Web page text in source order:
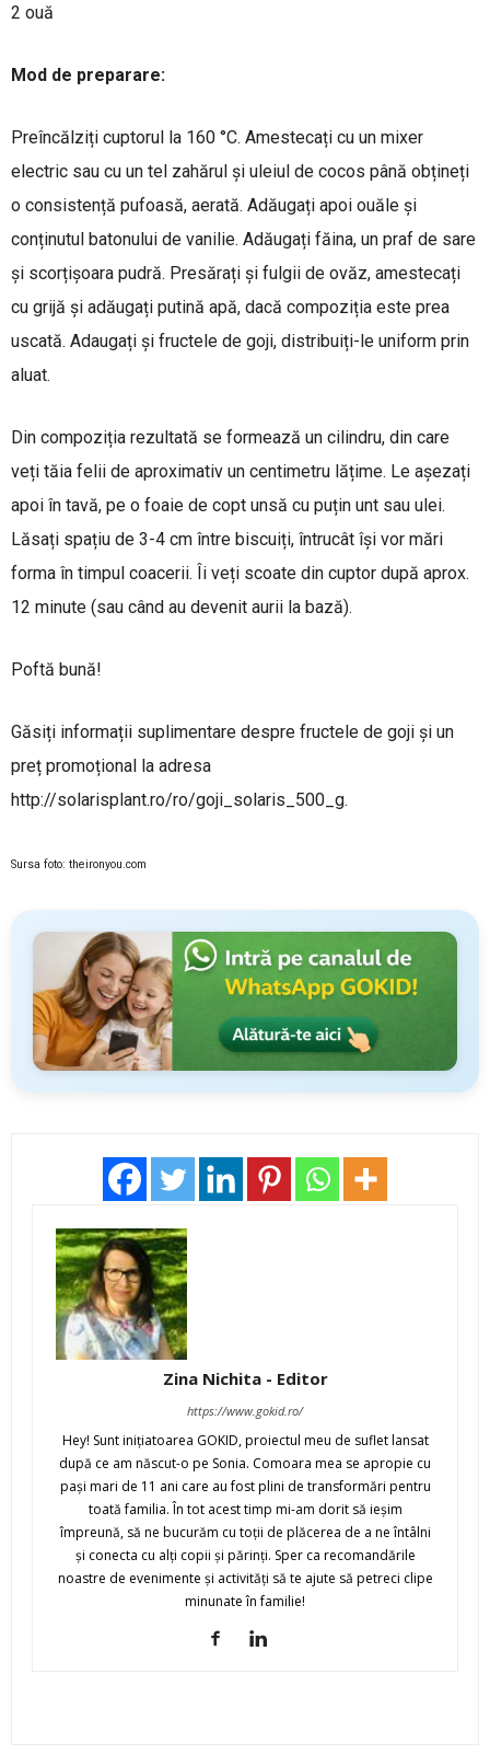
2 ouă
Mod de preparare:
Preîncălziți cuptorul la 160 °C. Amestecați cu un mixer
electric sau cu un tel zahărul și uleiul de cocos până obțineți
o consistență pufoasă, aerată. Adăugați apoi ouăle și
conținutul batonului de vanilie. Adăugați făina, un praf de sare
și scorțișoara pudră. Presărați și fulgii de ovăz, amestecați
cu grijă și adăugați putină apă, dacă compoziția este prea
uscată. Adaugați și fructele de goji, distribuiți-le uniform prin
aluat.
Din compoziția rezultată se formează un cilindru, din care
veți tăia felii de aproximativ un centimetru lățime. Le așezați
apoi în tavă, pe o foaie de copt unsă cu puțin unt sau ulei.
Lăsați spațiu de 3-4 cm între biscuiți, întrucât își vor mări
forma în timpul coacerii. Îi veți scoate din cuptor după aprox.
12 minute (sau când au devenit aurii la bază).
Poftă bună!
Găsiți informații suplimentare despre fructele de goji și un
preț promoțional la adresa
http://solarisplant.ro/ro/goji_solaris_500_g.
Sursa foto: theironyou.com
Zina Nichita - Editor
https://www.gokid.ro/
Hey! Sunt iniţiatoarea GOKID, proiectul meu de suflet lansat
după ce am născut-o pe Sonia. Comoara mea se apropie cu
paşi mari de 11 ani care au fost plini de transformări pentru
toată familia. În tot acest timp mi-am dorit să ieşim
împreună, să ne bucurăm cu toţii de plăcerea de a ne întâlni
şi conecta cu alţi copii şi părinţi. Sper ca recomandările
noastre de evenimente şi activităţi să te ajute să petreci clipe
minunate în familie!